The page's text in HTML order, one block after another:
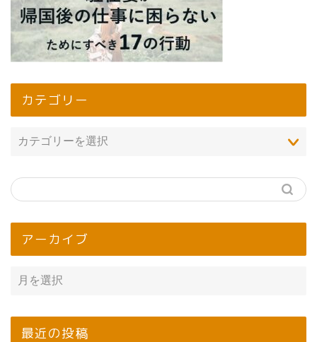
カテゴリー
アーカイブ
最近の投稿